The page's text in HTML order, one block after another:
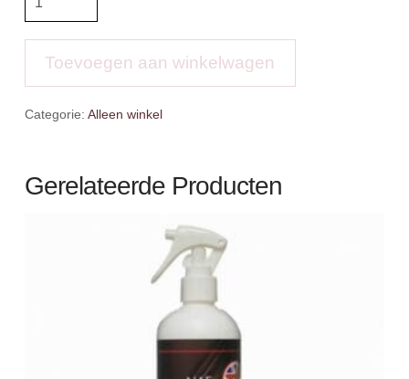
Rijlegging
Toevoegen aan winkelwagen
Categorie: Alleen winkel
Gerelateerde Producten